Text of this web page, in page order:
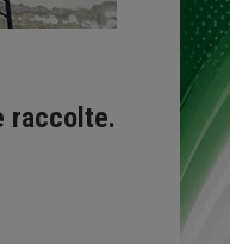
raccolte.